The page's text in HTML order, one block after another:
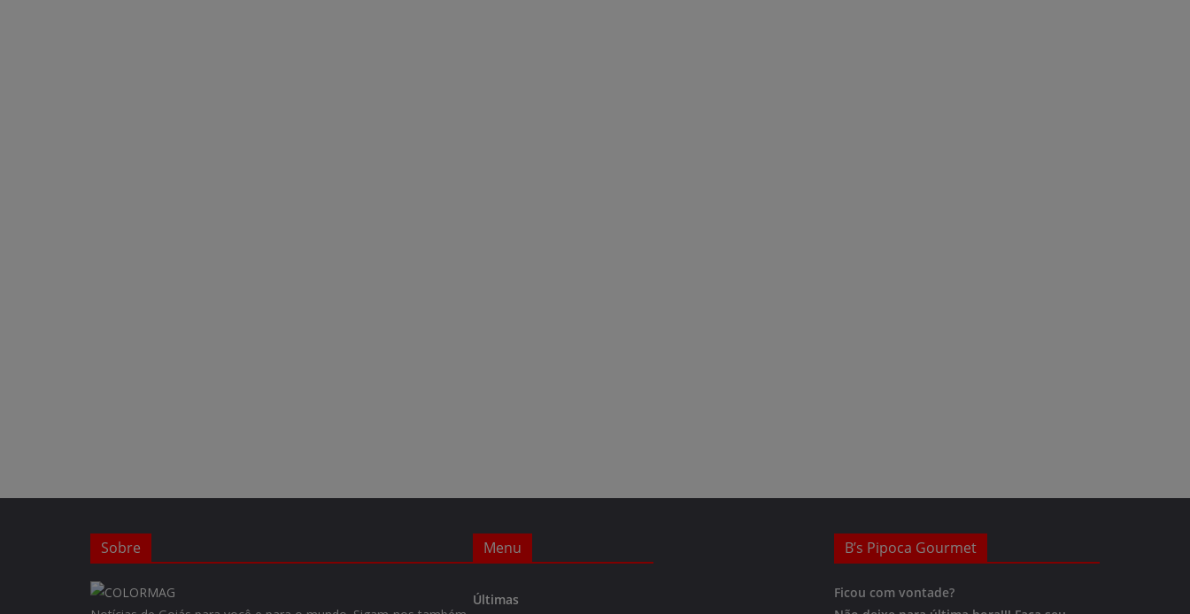
Sobre Menu
Últimas
B’s Pipoca Gourmet
Ficou com vontade?